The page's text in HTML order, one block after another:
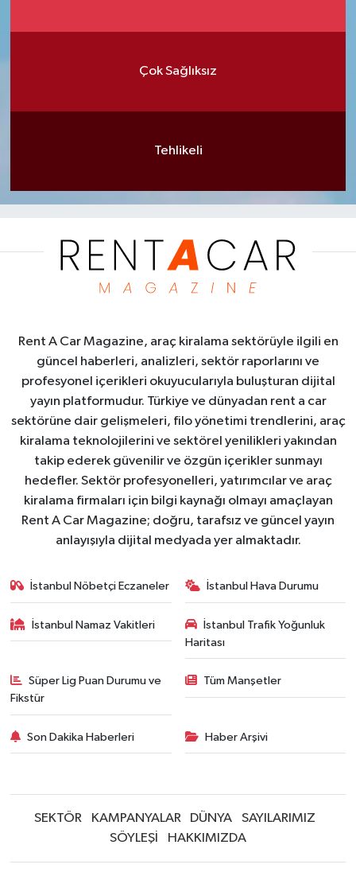
Çok Sağlıksız
Tehlikeli
Rent A Car Magazine, araç kiralama sektörüyle ilgili en
güncel haberleri, analizleri, sektör raporlarını ve
profesyonel içerikleri okuyucularıyla buluşturan dijital
yayın platformudur. Türkiye ve dünyadan rent a car
sektörüne dair gelişmeleri, filo yönetimi trendlerini, araç
kiralama teknolojilerini ve sektörel yenilikleri yakından
takip ederek güvenilir ve özgün içerikler sunmayı
hedefler. Sektör profesyonelleri, yatırımcılar ve araç
kiralama firmaları için bilgi kaynağı olmayı amaçlayan
Rent A Car Magazine; doğru, tarafsız ve güncel yayın
anlayışıyla dijital medyada yer almaktadır.
İstanbul Nöbetçi Eczaneler İstanbul Hava Durumu
İstanbul Namaz Vakitleri
İstanbul Trafik Yoğunluk
Haritası
Süper Lig Puan Durumu ve
Fikstür
Tüm Manşetler
Son Dakika Haberleri Haber Arşivi
SEKTÖR KAMPANYALAR DÜNYA
SAYILARIMIZ
SÖYLEŞİ
HAKKIMIZDA